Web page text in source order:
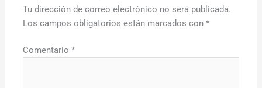
Tu dirección de correo electrónico no será publicada.
Los campos obligatorios están marcados con*
Comentario*